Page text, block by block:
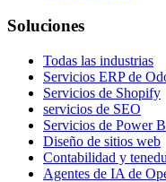
Soluciones
Todas las industrias
Servicios ERP de
Servicios de Shopify
servicios de SEO
Servicios de Power
Diseño de sitios web
Contabilidad y
Agentes de IA de